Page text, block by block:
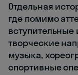
Отдельная
где помимо
вступительные
творческие
музыка,
спортивные